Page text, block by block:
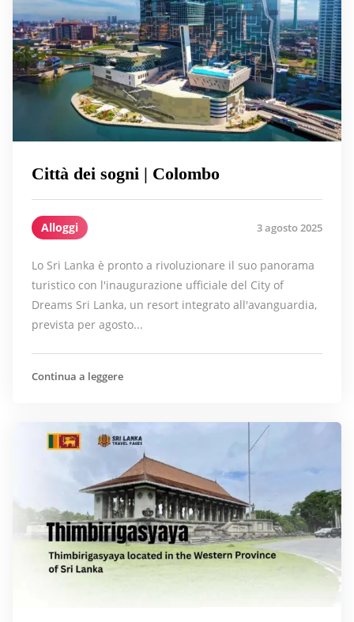
Città dei sogni | Colombo
Alloggi 3 agosto 2025
Lo Sri Lanka è pronto a rivoluzionare il suo panorama
turistico con l'inaugurazione ufficiale del City of
Dreams Sri Lanka, un resort integrato all'avanguardia,
prevista per agosto...
Continua a leggere